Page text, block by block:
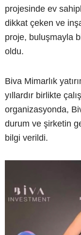
projesinde ev
dikkat çeken ve
proje, buluşmayla
oldu.
Biva Mimarlık
yıllardır birlikte
organizasyonda,
durum ve şirketin
bilgi verildi.